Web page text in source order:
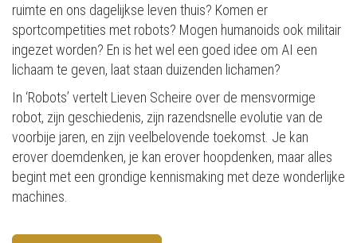
ruimte en ons dagelijkse leven thuis? Komen er
sportcompetities met robots? Mogen humanoids ook militair
ingezet worden? En is het wel een goed idee om AI een
lichaam te geven, laat staan duizenden lichamen?
In ‘Robots’ vertelt Lieven Scheire over de mensvormige
robot, zijn geschiedenis, zijn razendsnelle evolutie van de
voorbije jaren, en zijn veelbelovende toekomst. Je kan
erover doemdenken, je kan erover hoopdenken, maar alles
begint met een grondige kennismaking met deze wonderlijke
machines.